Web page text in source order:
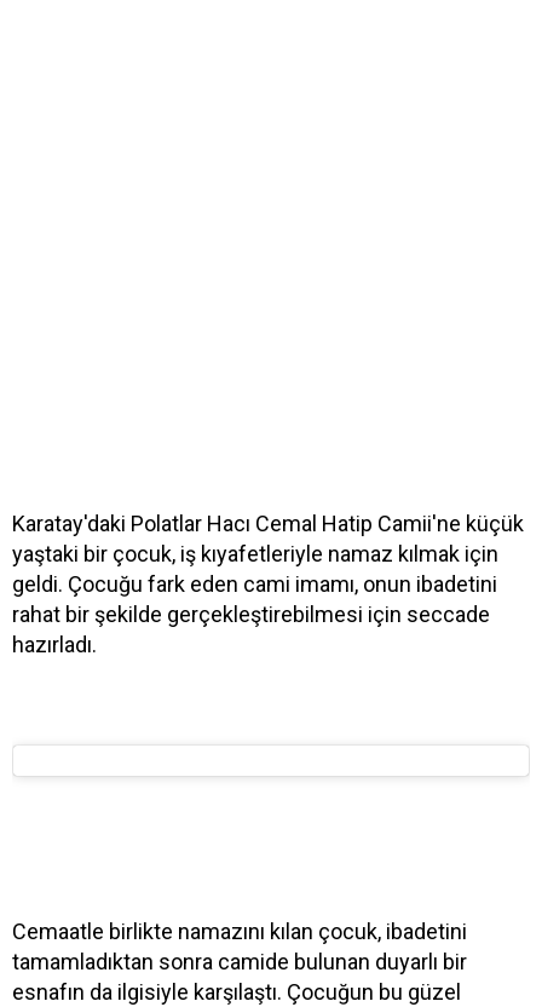
Karatay'daki Polatlar Hacı Cemal Hatip Camii'ne küçük
yaştaki bir çocuk, iş kıyafetleriyle namaz kılmak için
geldi. Çocuğu fark eden cami imamı, onun ibadetini
rahat bir şekilde gerçekleştirebilmesi için seccade
hazırladı.
Cemaatle birlikte namazını kılan çocuk, ibadetini
tamamladıktan sonra camide bulunan duyarlı bir
esnafın da ilgisiyle karşılaştı. Çocuğun bu güzel